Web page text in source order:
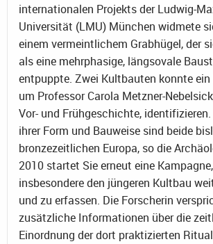
internationalen Projekts der Ludwig-
Universität (LMU) München widmete
einem vermeintlichem Grabhügel, der
als eine mehrphasige, längsovale
entpuppte. Zwei Kultbauten konnte
um Professor Carola Metzner-
Vor- und Frühgeschichte,
ihrer Form und Bauweise sind beide
bronzezeitlichen Europa, so die
2010 startet Sie erneut eine
insbesondere den jüngeren Kultbau
und zu erfassen. Die Forscherin
zusätzliche Informationen über die
Einordnung der dort praktizierten